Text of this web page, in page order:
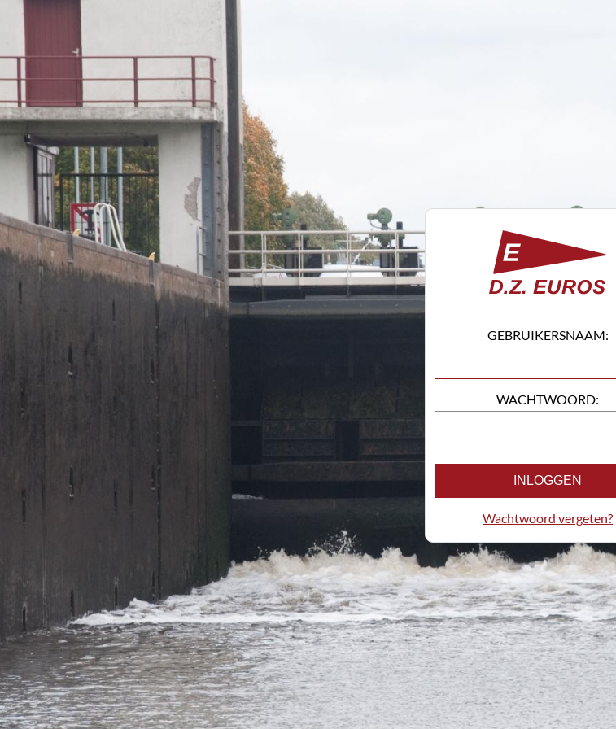
GEBRUIKERSNAAM:
WACHTWOORD:
INLOGGEN
Wachtwoord vergeten?